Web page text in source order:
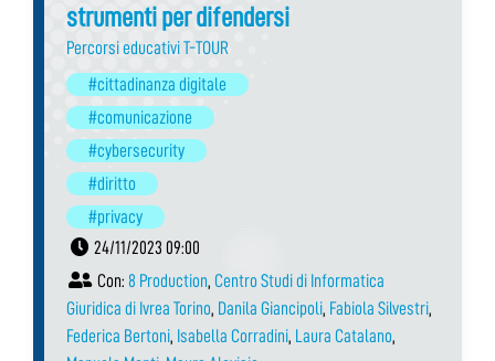
strumenti per difendersi
Percorsi educativi T-TOUR
#cittadinanza digitale
#comunicazione
#cybersecurity
#diritto
#privacy
24/11/2023 09:00
Con: 8 Production, Centro Studi di Informatica
Giuridica di Ivrea Torino, Danila Giancipoli, Fabiola Silvestri,
Federica Bertoni, Isabella Corradini, Laura Catalano,